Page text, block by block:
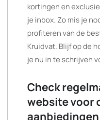
kortingen en
je inbox. Zo mis je
profiteren van de
Kruidvat. Blijf op de
je nu in te schrijven
Check
website voor